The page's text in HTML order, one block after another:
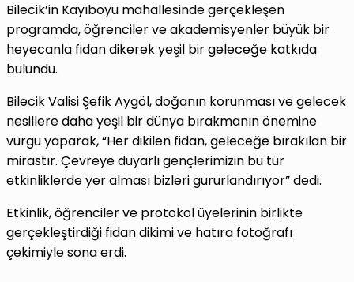
Bilecik’in Kayıboyu mahallesinde gerçekleşen
programda, öğrenciler ve akademisyenler büyük bir
heyecanla fidan dikerek yeşil bir geleceğe katkıda
bulundu.
Bilecik Valisi Şefik Aygöl, doğanın korunması ve gelecek
nesillere daha yeşil bir dünya bırakmanın önemine
vurgu yaparak, “Her dikilen fidan, geleceğe bırakılan bir
mirastır. Çevreye duyarlı gençlerimizin bu tür
etkinliklerde yer alması bizleri gururlandırıyor” dedi.
Etkinlik, öğrenciler ve protokol üyelerinin birlikte
gerçekleştirdiği fidan dikimi ve hatıra fotoğrafı
çekimiyle sona erdi.